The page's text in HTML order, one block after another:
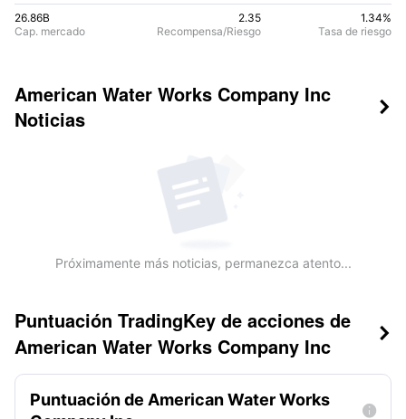
26.86B
Cap. mercado
2.35
Recompensa/Riesgo
1.34%
Tasa de riesgo
American Water Works Company Inc
Noticias

Próximamente más noticias, permanezca atento...
Puntuación TradingKey de acciones de
American Water Works Company Inc

Puntuación de American Water Works
